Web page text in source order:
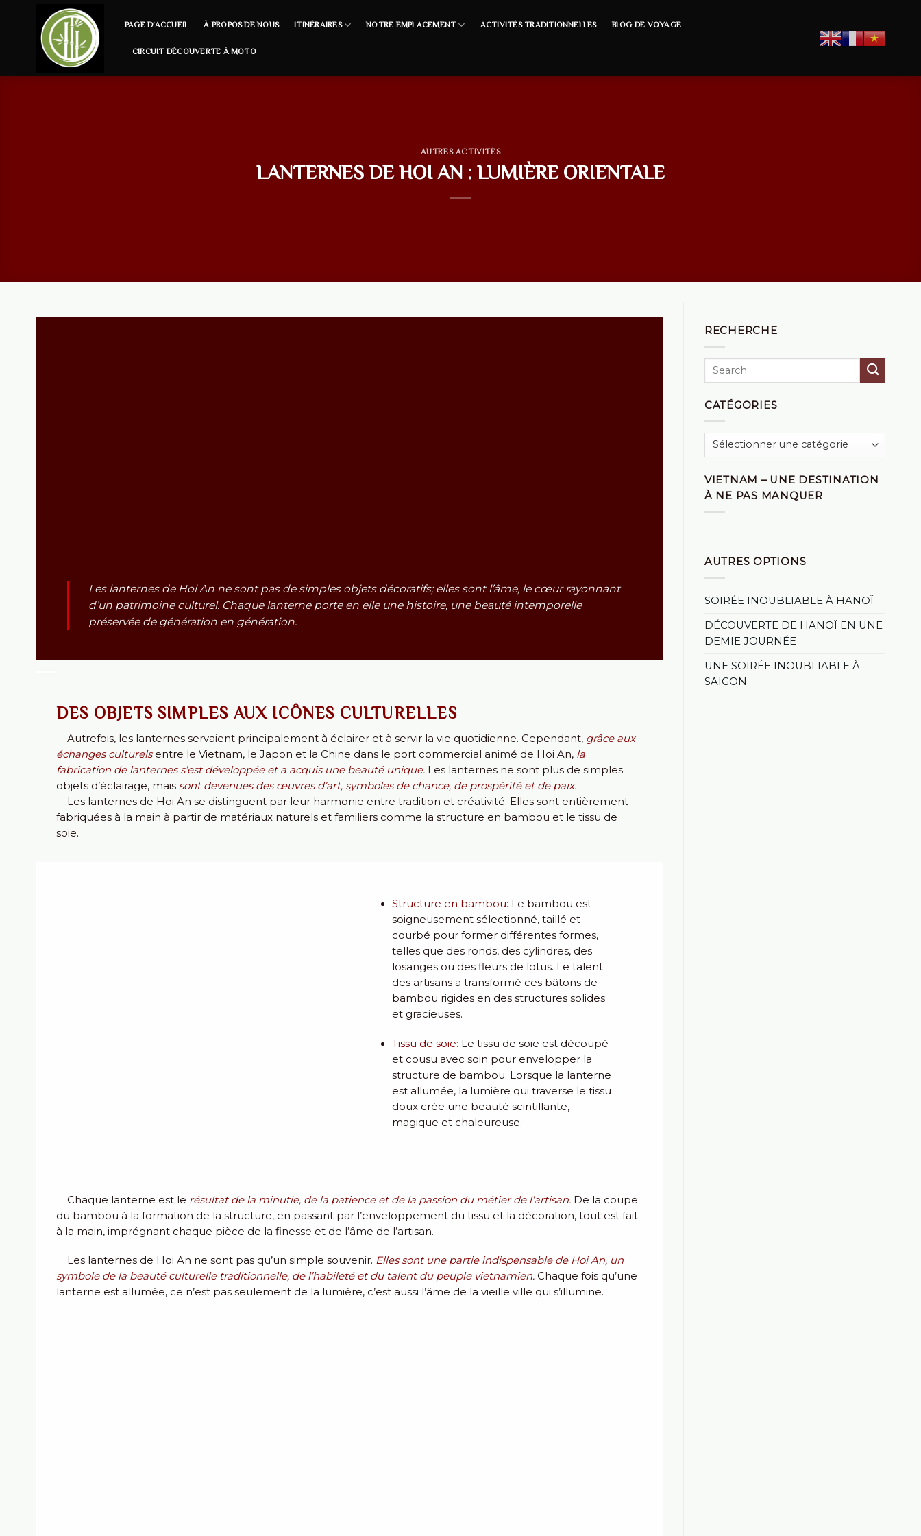
content
PAGE D’ACCUEIL À PROPOS DE NOUS ITINÉRAIRES NOTRE EMPLACEMENT ACTIVITÉS TRADITIONNELLES BLOG DE VOYAGE
CIRCUIT DÉCOUVERTE À MOTO
AUTRES ACTIVITÉS
LANTERNES DE HOI AN : LUMIÈRE ORIENTALE
Les lanternes de Hoi An ne sont pas de simples objets décoratifs; elles sont l’âme, le cœur rayonnant
d’un patrimoine culturel. Chaque lanterne porte en elle une histoire, une beauté intemporelle
préservée de génération en génération.
DES OBJETS SIMPLES AUX ICÔNES CULTURELLES
Autrefois, les lanternes servaient principalement à éclairer et à servir la vie quotidienne. Cependant, grâce aux
échanges culturelsentre le Vietnam, le Japon et la Chine dans le port commercial animé de Hoi An, la
fabrication de lanternes s’est développée et a acquis une beauté unique. Les lanternes ne sont plus de simples
objets d’éclairage, mais sont devenues des œuvres d’art, symboles de chance, de prospérité et de paix.
Les lanternes de Hoi An se distinguent par leur harmonie entre tradition et créativité. Elles sont entièrement
fabriquées à la main à partir de matériaux naturels et familiers comme la structure en bambou et le tissu de
soie.
Structure en bambou: Le bambou est
soigneusement sélectionné, taillé et
courbé pour former différentes formes,
telles que des ronds, des cylindres, des
losanges ou des fleurs de lotus. Le talent
des artisans a transformé ces bâtons de
bambou rigides en des structures solides
et gracieuses.
Tissu de soie: Le tissu de soie est découpé
et cousu avec soin pour envelopper la
structure de bambou. Lorsque la lanterne
est allumée, la lumière qui traverse le tissu
doux crée une beauté scintillante,
magique et chaleureuse.
Chaque lanterne est le résultat de la minutie, de la patience et de la passion du métier de l’artisan. De la coupe
du bambou à la formation de la structure, en passant par l’enveloppement du tissu et la décoration, tout est fait
à la main, imprégnant chaque pièce de la finesse et de l’âme de l’artisan.
Les lanternes de Hoi An ne sont pas qu’un simple souvenir. Elles sont une partie indispensable de Hoi An, un
symbole de la beauté culturelle traditionnelle, de l’habileté et du talent du peuple vietnamien. Chaque fois qu’une
lanterne est allumée, ce n’est pas seulement de la lumière, c’est aussi l’âme de la vieille ville qui s’illumine.
RECHERCHE
CATÉGORIES
Catégories
VIETNAM – UNE DESTINATION
À NE PAS MANQUER
AUTRES OPTIONS
SOIRÉE INOUBLIABLE À HANOÏ
DÉCOUVERTE DE HANOÏ EN UNE
DEMIE JOURNÉE
UNE SOIRÉE INOUBLIABLE À
SAIGON